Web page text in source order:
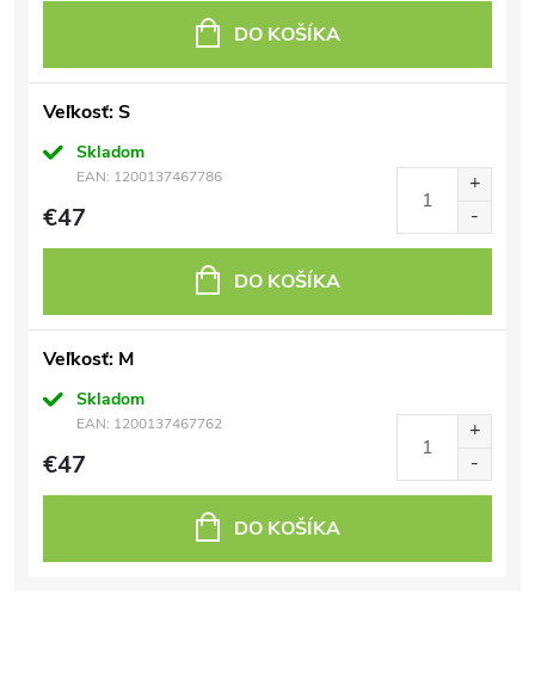
DO KOŠÍKA
Veľkosť: S
Skladom
EAN: 1200137467786
€47
DO KOŠÍKA
Veľkosť: M
Skladom
EAN: 1200137467762
€47
DO KOŠÍKA